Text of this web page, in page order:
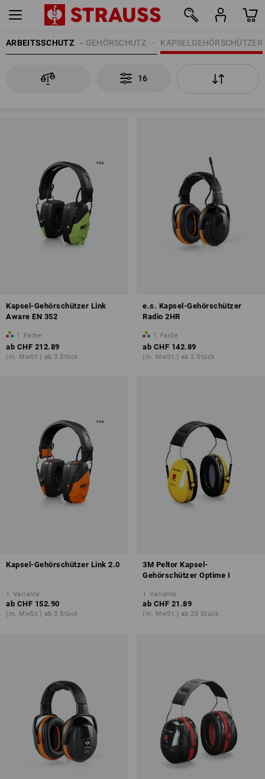
ARBEITSSCHUTZ KAPSELGEHÖRSCHÜTZER
GEHÖRSCHUTZ
16
Kapsel-Gehörschützer Link
Aware EN 352
1 Farbe
ab CHF 212.89
(m. MwSt.) ab 3 Stück
e.s. Kapsel-Gehörschützer
Radio 2HR
1 Farbe
ab CHF 142.89
(m. MwSt.) ab 2 Stück
Kapsel-Gehörschützer Link 2.0
1 Variante
ab CHF 152.90
(m. MwSt.) ab 3 Stück
3M Peltor Kapsel-
Gehörschützer Optime I
1 Variante
ab CHF 21.89
(m. MwSt.) ab 20 Stück